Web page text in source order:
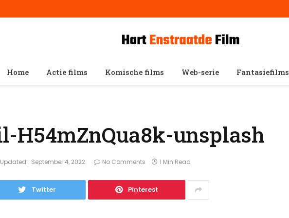
Home Actie films Komische films Web-serie Fantasiefilms
H54mZnQua8k-unsplash
Updated: September 4, 2022 No Comments 1 Min Read
Twitter Pinterest